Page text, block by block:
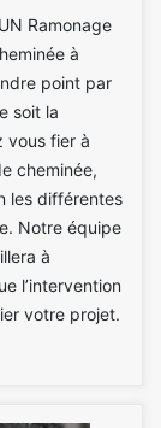
Ramonage
à
point par
soit la
vous fier à
cheminée,
les différentes
Notre équipe
à
l’intervention
votre projet.